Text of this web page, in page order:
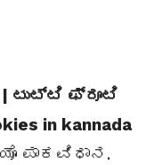
ಟುಟ್ಟಿ ಫ್ರೂಟಿ
in kannada
ಪಾಕವಿಧಾನ.